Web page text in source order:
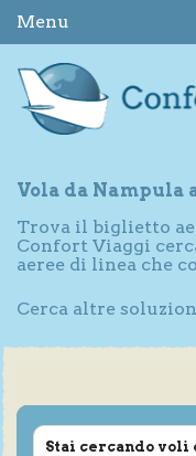
Menu
Vola da Nampula
Trova il biglietto
Confort Viaggi
aeree di linea che
Cerca altre
Stai cercando voli